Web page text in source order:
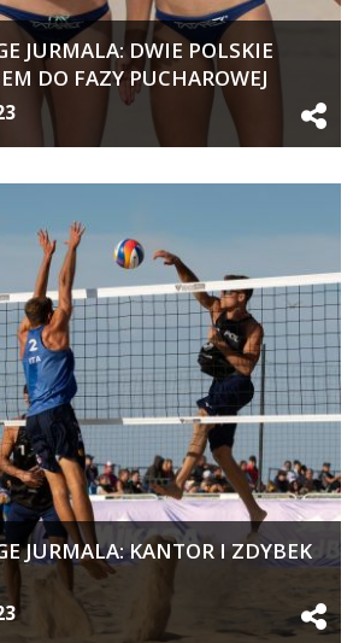
JURMALA: DWIE POLSKIE
DO FAZY PUCHAROWEJ
JURMALA: KANTOR I ZDYBEK